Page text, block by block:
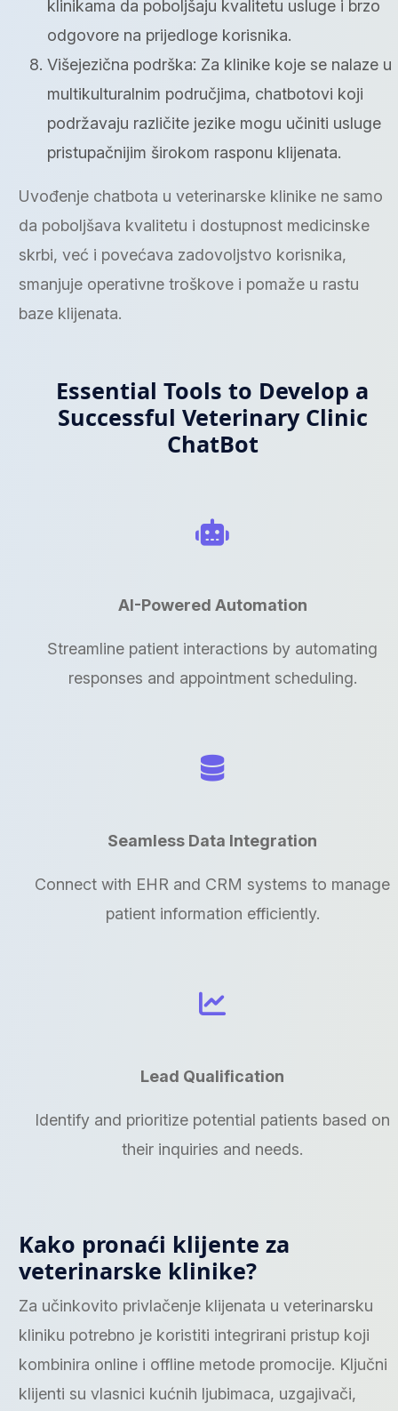
klinikama da poboljšaju kvalitetu usluge i brzo
odgovore na prijedloge korisnika.
Višejezična podrška: Za klinike koje se nalaze u
multikulturalnim područjima, chatbotovi koji
podržavaju različite jezike mogu učiniti usluge
pristupačnijim širokom rasponu klijenata.
Uvođenje chatbota u veterinarske klinike ne samo
da poboljšava kvalitetu i dostupnost medicinske
skrbi, već i povećava zadovoljstvo korisnika,
smanjuje operativne troškove i pomaže u rastu
baze klijenata.
Essential Tools to Develop a
Successful Veterinary Clinic
ChatBot
AI-Powered Automation
Streamline patient interactions by automating
responses and appointment scheduling.
Seamless Data Integration
Connect with EHR and CRM systems to manage
patient information efficiently.
Lead Qualification
Identify and prioritize potential patients based on
their inquiries and needs.
Kako pronaći klijente za
veterinarske klinike?
Za učinkovito privlačenje klijenata u veterinarsku
kliniku potrebno je koristiti integrirani pristup koji
kombinira online i offline metode promocije. Ključni
klijenti su vlasnici kućnih ljubimaca, uzgajivači,